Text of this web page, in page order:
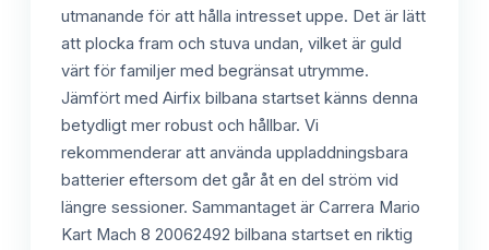
utmanande för att hålla intresset uppe. Det är lätt
att plocka fram och stuva undan, vilket är guld
värt för familjer med begränsat utrymme.
Jämfört med Airfix bilbana startset känns denna
betydligt mer robust och hållbar. Vi
rekommenderar att använda uppladdningsbara
batterier eftersom det går åt en del ström vid
längre sessioner. Sammantaget är Carrera Mario
Kart Mach 8 20062492 bilbana startset en riktig